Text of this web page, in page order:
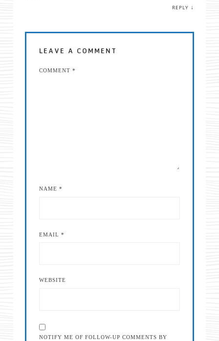
REPLY ↓
LEAVE A COMMENT
COMMENT *
NAME *
EMAIL *
WEBSITE
NOTIFY ME OF FOLLOW-UP COMMENTS BY